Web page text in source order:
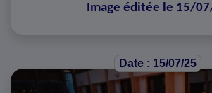
Image éditée le 15/
Date : 15/07/25